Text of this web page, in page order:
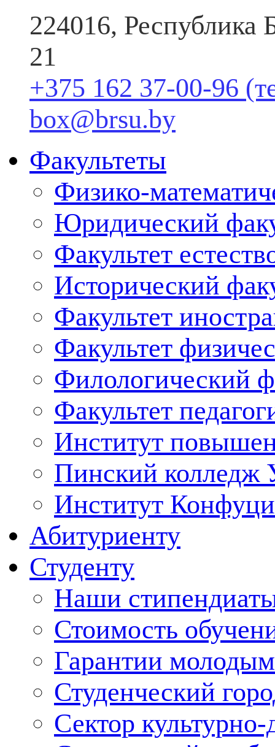
224016, Республика
21
+375 162 37-00-96
box@brsu.by
Факультеты
Физико-
Юридический
Факультет
Исторический
Факультет
Факультет
Филологический
Факультет
Институт
Пинский
Институт
Абитуриенту
Студенту
Наши
Стоимость
Гарантии
Студенческий
Сектор